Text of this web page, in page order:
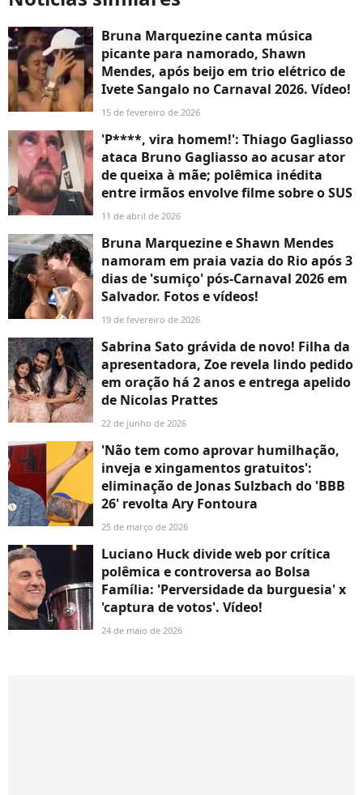
Bruna Marquezine canta música
picante para namorado, Shawn
Mendes, após beijo em trio elétrico de
Ivete Sangalo no Carnaval 2026. Vídeo!
15 de fevereiro de 2026
'P****, vira homem!': Thiago Gagliasso
ataca Bruno Gagliasso ao acusar ator
de queixa à mãe; polêmica inédita
entre irmãos envolve filme sobre o SUS
11 de abril de 2026
Bruna Marquezine e Shawn Mendes
namoram em praia vazia do Rio após 3
dias de 'sumiço' pós-Carnaval 2026 em
Salvador. Fotos e vídeos!
19 de fevereiro de 2026
Sabrina Sato grávida de novo! Filha da
apresentadora, Zoe revela lindo pedido
em oração há 2 anos e entrega apelido
de Nicolas Prattes
22 de junho de 2026
'Não tem como aprovar humilhação,
inveja e xingamentos gratuitos':
eliminação de Jonas Sulzbach do 'BBB
26' revolta Ary Fontoura
25 de março de 2026
Luciano Huck divide web por crítica
polêmica e controversa ao Bolsa
Família: 'Perversidade da burguesia' x
'captura de votos'. Vídeo!
24 de maio de 2026